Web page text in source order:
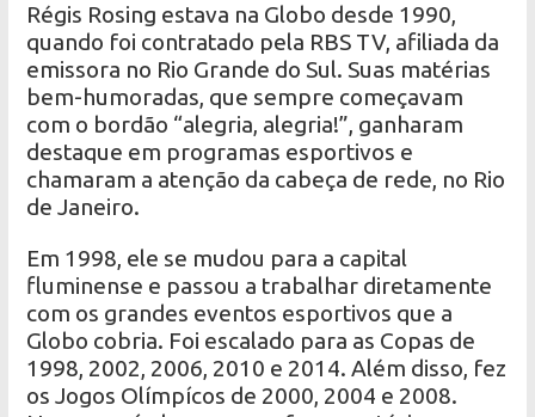
Régis Rosing estava na Globo desde 1990,
quando foi contratado pela RBS TV, afiliada da
emissora no Rio Grande do Sul. Suas matérias
bem-humoradas, que sempre começavam
com o bordão “alegria, alegria!”, ganharam
destaque em programas esportivos e
chamaram a atenção da cabeça de rede, no Rio
de Janeiro.
Em 1998, ele se mudou para a capital
fluminense e passou a trabalhar diretamente
com os grandes eventos esportivos que a
Globo cobria. Foi escalado para as Copas de
1998, 2002, 2006, 2010 e 2014. Além disso, fez
os Jogos Olímpícos de 2000, 2004 e 2008.